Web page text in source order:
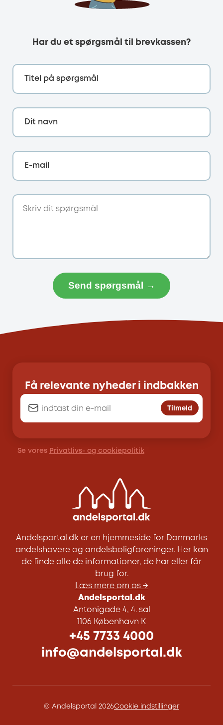
Har du et spørgsmål til brevkassen?
Titel på spørgsmål
Dit navn
E-mail
Send spørgsmål →
Få relevante nyheder i indbakken
Tilmeld
Se vores Privatlivs- og cookiepolitik
Andelsportal.dk er en hjemmeside for Danmarks
andelshavere og andelsboligforeninger. Her kan
de finde alle de informationer, de har eller får
brug for.
Læs mere om os →
Andelsportal.dk
Antonigade 4, 4. sal
1106 København K
+45 7733 4000
info@andelsportal.dk
© Andelsportal 2026Cookie indstillinger